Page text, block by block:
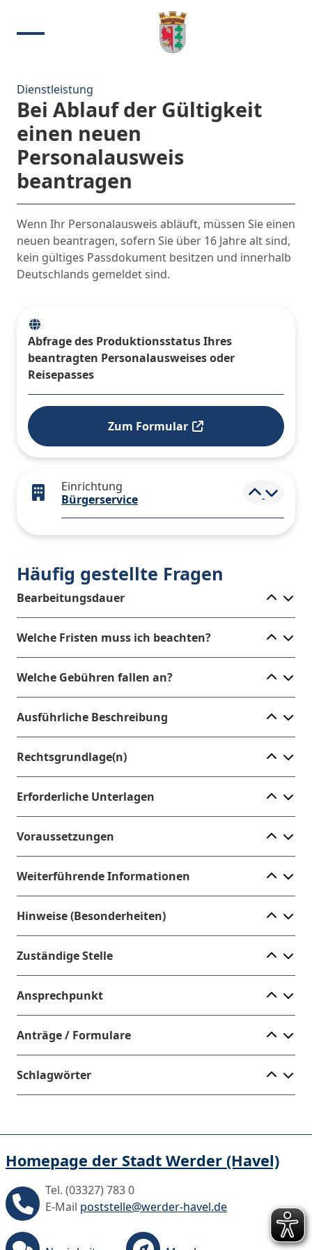
Dienstleistung
Bei Ablauf der Gültigkeit
einen neuen
Personalausweis
beantragen
Abfrage des Produktionsstatus Ihres
beantragten Personalausweises oder
Reisepasses
Zum Formular
Wenn Ihr Personalausweis abläuft, müssen Sie einen
neuen beantragen, sofern Sie über 16 Jahre alt sind,
kein gültiges Passdokument besitzen und innerhalb
Deutschlands gemeldet sind.
Einrichtung
Bürgerservice
Häufig gestellte Fragen
Bearbeitungsdauer
Welche Fristen muss ich beachten?
Welche Gebühren fallen an?
Ausführliche Beschreibung
Rechtsgrundlage(n)
Erforderliche Unterlagen
Voraussetzungen
Weiterführende Informationen
Hinweise (Besonderheiten)
Zuständige Stelle
Ansprechpunkt
Anträge / Formulare
Schlagwörter
Homepage der Stadt Werder (Havel)
Tel. (03327) 783 0
E-Mail poststelle@werder-havel.de